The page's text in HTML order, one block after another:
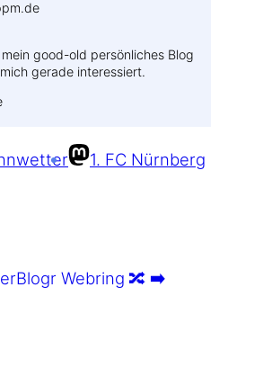
good-old persönliches Blog
gerade interessiert.
1. FC Nürnberg
Webring 🔀 ➡️